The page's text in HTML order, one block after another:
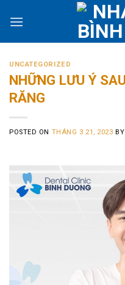
UNCATEGORIZED
NHỮNG LƯU Ý
RĂNG
POSTED ON THÁNG 3 21, 2023 BY